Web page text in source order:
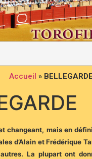
Accueil » BELLEGARDE
changeant, mais en
d’Alain et Frédérique
La plupart ont